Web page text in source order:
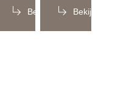
Bekijk Bekijk